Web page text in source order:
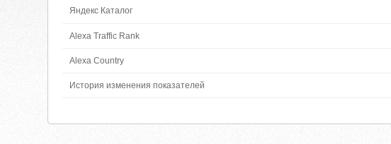
Яндекс Каталог
Alexa Traffic Rank
Alexa Country
История изменения показателей